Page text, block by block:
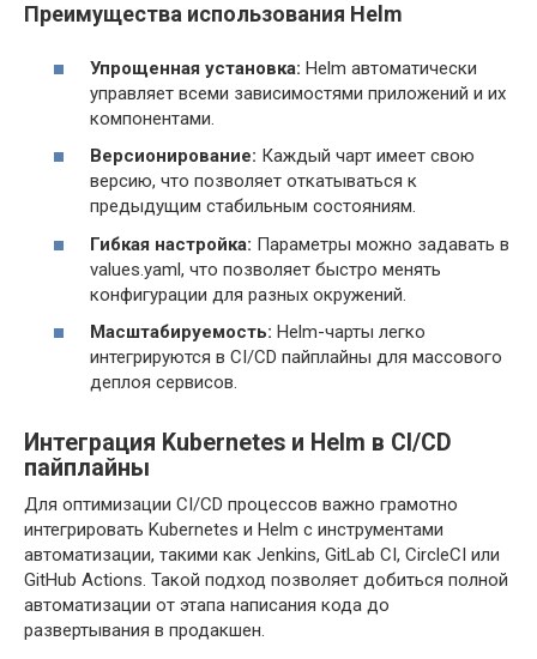
Преимущества использования Helm
Упрощенная установка: Helm автоматически
управляет всеми зависимостями приложений и их
компонентами.
Версионирование: Каждый чарт имеет свою
версию, что позволяет откатываться к
предыдущим стабильным состояниям.
Гибкая настройка: Параметры можно задавать в
values.yaml, что позволяет быстро менять
конфигурации для разных окружений.
Масштабируемость: Helm-чарты легко
интегрируются в CI/CD пайплайны для массового
деплоя сервисов.
Интеграция Kubernetes и Helm в CI/CD
пайплайны
Для оптимизации CI/CD процессов важно грамотно
интегрировать Kubernetes и Helm с инструментами
автоматизации, такими как Jenkins, GitLab CI, CircleCI или
GitHub Actions. Такой подход позволяет добиться полной
автоматизации от этапа написания кода до
развертывания в продакшен.